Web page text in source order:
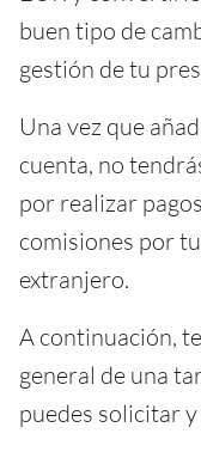
buen tipo de
gestión de tu
Una vez que
cuenta, no
por realizar
comisiones por
extranjero.
A continuación,
general de una
puedes solicitar